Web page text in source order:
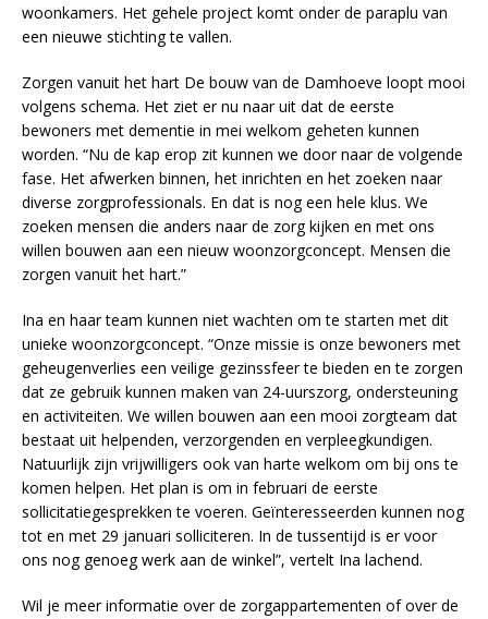
woonkamers. Het gehele project komt onder de paraplu van
een nieuwe stichting te vallen.
Zorgen vanuit het hart De bouw van de Damhoeve loopt mooi
volgens schema. Het ziet er nu naar uit dat de eerste
bewoners met dementie in mei welkom geheten kunnen
worden. “Nu de kap erop zit kunnen we door naar de volgende
fase. Het afwerken binnen, het inrichten en het zoeken naar
diverse zorgprofessionals. En dat is nog een hele klus. We
zoeken mensen die anders naar de zorg kijken en met ons
willen bouwen aan een nieuw woonzorgconcept. Mensen die
zorgen vanuit het hart.”
Ina en haar team kunnen niet wachten om te starten met dit
unieke woonzorgconcept. “Onze missie is onze bewoners met
geheugenverlies een veilige gezinssfeer te bieden en te zorgen
dat ze gebruik kunnen maken van 24-uurszorg, ondersteuning
en activiteiten. We willen bouwen aan een mooi zorgteam dat
bestaat uit helpenden, verzorgenden en verpleegkundigen.
Natuurlijk zijn vrijwilligers ook van harte welkom om bij ons te
komen helpen. Het plan is om in februari de eerste
sollicitatiegesprekken te voeren. Geïnteresseerden kunnen nog
tot en met 29 januari solliciteren. In de tussentijd is er voor
ons nog genoeg werk aan de winkel”, vertelt Ina lachend.
Wil je meer informatie over de zorgappartementen of over de